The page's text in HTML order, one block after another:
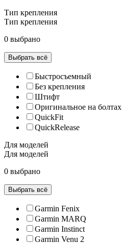
Тип крепления
Тип крепления
0 выбрано
Выбрать всё
Быстросъемный
Без крепления
Штифт
Оригинальное на болтах
QuickFit
QuickRelease
Для моделей
Для моделей
0 выбрано
Выбрать всё
Garmin Fenix
Garmin MARQ
Garmin Instinct
Garmin Venu 2